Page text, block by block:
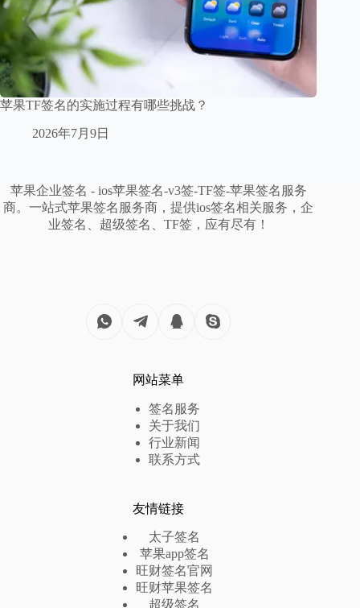
苹果TF签名的实施过程有哪些挑战？
2026年7月9日
苹果企业签名 - ios苹果签名-v3签-TF签-苹果签名服务
商。一站式苹果签名服务商，提供ios签名相关服务，企
业签名、超级签名、TF签，应有尽有！
网站菜单
签名服务
关于我们
行业新闻
联系方式
友情链接
太子签名
苹果app签名
旺财签名官网
旺财苹果签名
超级签名